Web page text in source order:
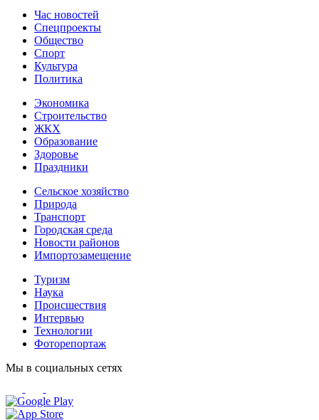
Час новостей
Спецпроекты
Общество
Спорт
Культура
Политика
Экономика
Строительство
ЖКХ
Образование
Здоровье
Праздники
Сельское хозяйство
Природа
Транспорт
Городская среда
Новости районов
Импортозамещение
Туризм
Наука
Происшествия
Интервью
Технологии
Фоторепортаж
Мы в социальных сетях